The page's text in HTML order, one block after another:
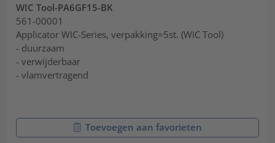
WIC Tool-PA6GF15-BK
561-00001
Applicator WIC-Series, verpakking=5st. (WIC Tool)
- duurzaam
- verwijderbaar
- vlamvertragend
Toevoegen aan favorieten